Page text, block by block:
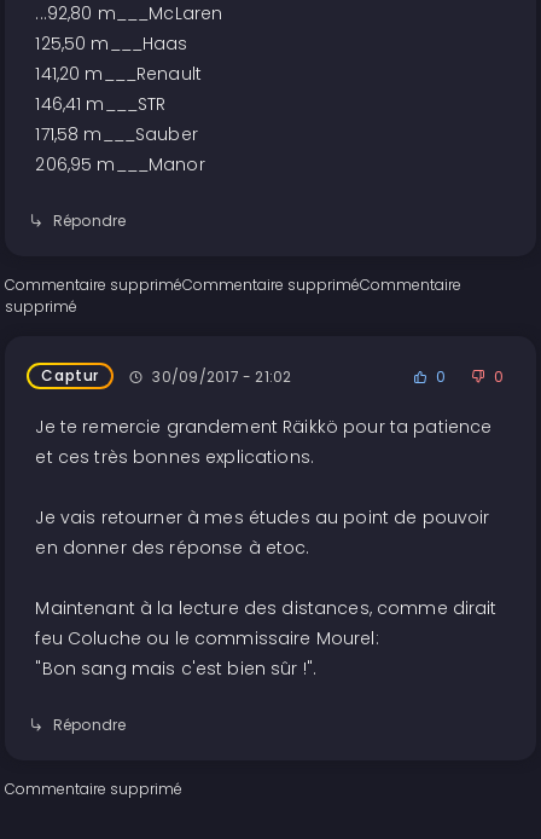
...92,80 m___McLaren
125,50 m___Haas
141,20 m___Renault
146,41 m___STR
171,58 m___Sauber
206,95 m___Manor
Répondre
Commentaire suppriméCommentaire suppriméCommentaire
supprimé
Captur 30/09/2017 - 21:02 0 0
Je te remercie grandement Räikkö pour ta patience
et ces très bonnes explications.
Je vais retourner à mes études au point de pouvoir
en donner des réponse à etoc.
Maintenant à la lecture des distances, comme dirait
feu Coluche ou le commissaire Mourel:
"Bon sang mais c'est bien sûr !".
Répondre
Commentaire supprimé